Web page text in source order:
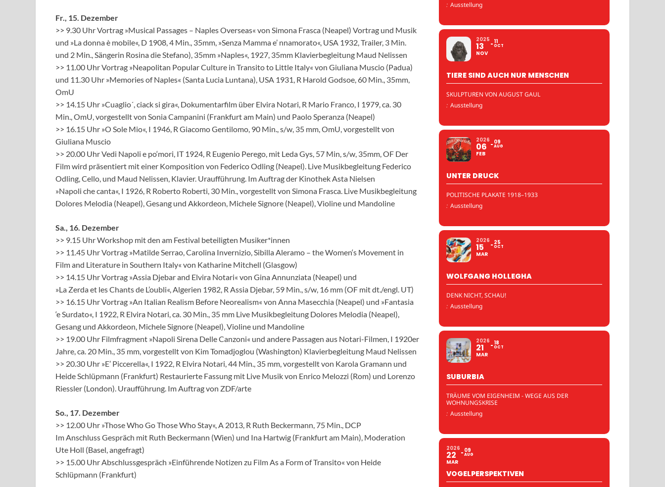
Fr., 15. Dezember
>> 9.30 Uhr Vortrag »Musical Passages – Naples Overseas« von Simona Frasca (Neapel) Vortrag und Musik
und »La donna è mobile«, D 1908, 4 Min., 35mm, »Senza Mamma e’ nnamorato«, USA 1932, Trailer, 3 Min.
und 2 Min., Sängerin Rosina die Stefano), 35mm »Naples«, 1927, 35mm Klavierbegleitung Maud Nelissen
>> 11.00 Uhr Vortrag »Neapolitan Popular Culture in Transito to Little Italy« von Giuliana Muscio (Padua)
und 11.30 Uhr »Memories of Naples« (Santa Lucia Luntana), USA 1931, R Harold Godsoe, 60 Min., 35mm,
OmU
>> 14.15 Uhr »Cuaglio´, ciack si gira«, Dokumentarfilm über Elvira Notari, R Mario Franco, I 1979, ca. 30
Min., OmU, vorgestellt von Sonia Campanini (Frankfurt am Main) und Paolo Speranza (Neapel)
>> 16.15 Uhr »O Sole Mio«, I 1946, R Giacomo Gentilomo, 90 Min., s/w, 35 mm, OmU, vorgestellt von
Giuliana Muscio
>> 20.00 Uhr Vedi Napoli e po‘mori, IT 1924, R Eugenio Perego, mit Leda Gys, 57 Min, s/w, 35mm, OF Der
Film wird präsentiert mit einer Komposition von Federico Odling (Neapel). Live Musikbegleitung Federico
Odling, Cello, und Maud Nelissen, Klavier. Uraufführung. Im Auftrag der Kinothek Asta Nielsen
»Napoli che canta«, I 1926, R Roberto Roberti, 30 Min., vorgestellt von Simona Frasca. Live Musikbegleitung
Dolores Melodia (Neapel), Gesang und Akkordeon, Michele Signore (Neapel), Violine und Mandoline
Sa., 16. Dezember
>> 9.15 Uhr Workshop mit den am Festival beteiligten Musiker*innen
>> 11.45 Uhr Vortrag »Matilde Serrao, Carolina Invernizio, Sibilla Aleramo – the Women‘s Movement in
Film and Literature in Southern Italy« von Katharine Mitchell (Glasgow)
>> 14.15 Uhr Vortrag »Assia Djebar and Elvira Notari« von Gina Annunziata (Neapel) und
»La Zerda et les Chants de L’oubli«, Algerien 1982, R Assia Djebar, 59 Min., s/w, 16 mm (OF mit dt./engl. UT)
>> 16.15 Uhr Vortrag »An Italian Realism Before Neorealism« von Anna Masecchia (Neapel) und »Fantasia
‘e Surdato«, I 1922, R Elvira Notari, ca. 30 Min., 35 mm Live Musikbegleitung Dolores Melodia (Neapel),
Gesang und Akkordeon, Michele Signore (Neapel), Violine und Mandoline
>> 19.00 Uhr Filmfragment »Napoli Sirena Delle Canzoni« und andere Passagen aus Notari-Filmen, I 1920er
Jahre, ca. 20 Min., 35 mm, vorgestellt von Kim Tomadjoglou (Washington) Klavierbegleitung Maud Nelissen
>> 20.30 Uhr »E’ Piccerella«, I 1922, R Elvira Notari, 44 Min., 35 mm, vorgestellt von Karola Gramann und
Heide Schlüpmann (Frankfurt) Restaurierte Fassung mit Live Musik von Enrico Melozzi (Rom) und Lorenzo
Riessler (London). Uraufführung. Im Auftrag von ZDF/arte
So., 17. Dezember
>> 12.00 Uhr »Those Who Go Those Who Stay«, A 2013, R Ruth Beckermann, 75 Min., DCP
Im Anschluss Gespräch mit Ruth Beckermann (Wien) und Ina Hartwig (Frankfurt am Main), Moderation
Ute Holl (Basel, angefragt)
>> 15.00 Uhr Abschlussgespräch »Einführende Notizen zu Film As a Form of Transito« von Heide
Schlüpmann (Frankfurt)
: Ausstellung
2025
13
NOV
11
OCT
TIERE SIND AUCH NUR MENSCHEN
SKULPTUREN VON AUGUST GAUL
: Ausstellung
2026
06
FEB
09
AUG
UNTER DRUCK
POLITISCHE PLAKATE 1918–1933
: Ausstellung
2026
15
MAR
25
OCT
WOLFGANG HOLLEGHA
DENK NICHT, SCHAU!
: Ausstellung
2026
21
MAR
18
OCT
SUBURBIA
TRÄUME VOM EIGENHEIM - WEGE AUS DER
WOHNUNGSKRISE
: Ausstellung
2026
22
MAR
09
AUG
VOGELPERSPEKTIVEN